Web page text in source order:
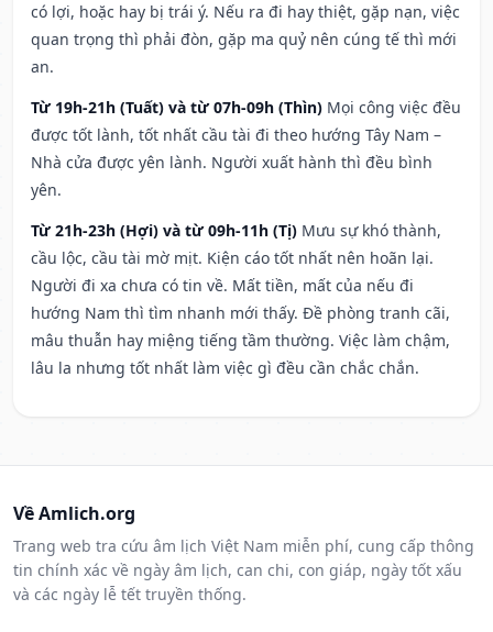
có lợi, hoặc hay bị trái ý. Nếu ra đi hay thiệt, gặp nạn, việc
quan trọng thì phải đòn, gặp ma quỷ nên cúng tế thì mới
an.
Từ 19h-21h (Tuất) và từ 07h-09h (Thìn) Mọi công việc đều
được tốt lành, tốt nhất cầu tài đi theo hướng Tây Nam –
Nhà cửa được yên lành. Người xuất hành thì đều bình
yên.
Từ 21h-23h (Hợi) và từ 09h-11h (Tị) Mưu sự khó thành,
cầu lộc, cầu tài mờ mịt. Kiện cáo tốt nhất nên hoãn lại.
Người đi xa chưa có tin về. Mất tiền, mất của nếu đi
hướng Nam thì tìm nhanh mới thấy. Đề phòng tranh cãi,
mâu thuẫn hay miệng tiếng tầm thường. Việc làm chậm,
lâu la nhưng tốt nhất làm việc gì đều cần chắc chắn.
Về Amlich.org
Trang web tra cứu âm lịch Việt Nam miễn phí, cung cấp thông
tin chính xác về ngày âm lịch, can chi, con giáp, ngày tốt xấu
và các ngày lễ tết truyền thống.